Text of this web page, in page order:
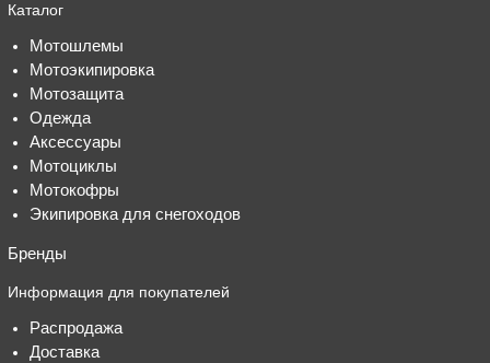
Каталог
Мотошлемы
Мотоэкипировка
Мотозащита
Одежда
Аксессуары
Мотоциклы
Мотокофры
Экипировка для снегоходов
Бренды
Информация для покупателей
Распродажа
Доставка